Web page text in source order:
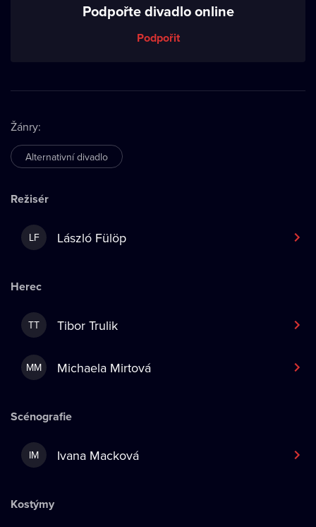
Podpořte divadlo online
Podpořit
Žánry:
Alternativní divadlo
Režisér
LF László Fülöp
Herec
TT Tibor Trulik
MM Michaela Mirtová
Scénografie
IM Ivana Macková
Kostýmy